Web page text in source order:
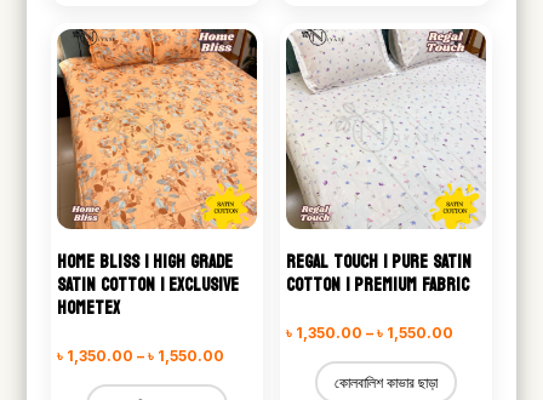
HOME BLISS | HIGH GRADE
SATIN COTTON | EXCLUSIVE
HOMETEX
৳ 1,350.00 – ৳ 1,550.00
REGAL TOUCH | PURE SATIN
COTTON | PREMIUM FABRIC
৳ 1,350.00 – ৳ 1,550.00
কোলবালিশ কাভার ছাড়া